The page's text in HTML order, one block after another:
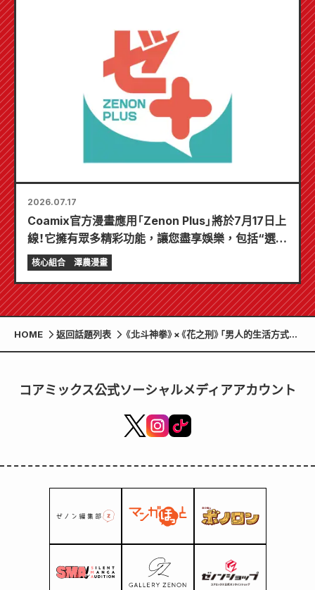
2026.07.17
Coamix官方漫畫應用「Zenon Plus」將於7月17日上
線！它擁有眾多精彩功能，讓您盡享娛樂，包括“選擇
您的第一個免費章節”和“每日更新”！
核心組合 澤農漫畫
HOME 返回話題列表
《北斗神拳》×《花之刑》「男人的生活方式」
快閃店將於1月16日起在丸善書店和純久堂
コアミックス公式ソーシャルメディアアカウント